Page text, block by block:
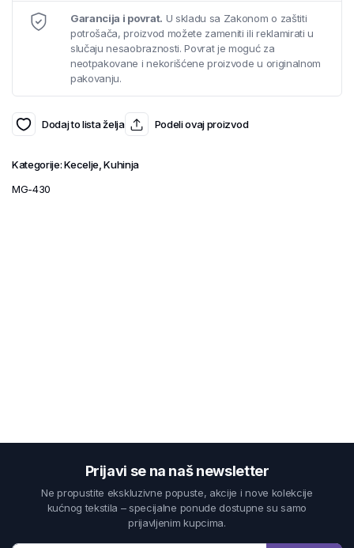
Garancija i povrat. U skladu sa Zakonom o zaštiti
potrošača, proizvod možete zameniti ili reklamirati u
slučaju nesaobraznosti. Povrat je moguć za
neotpakovane i nekorišćene proizvode u originalnom
pakovanju.
Dodaj to lista želja Podeli ovaj proizvod
Kategorije:Kecelje ,Kuhinja
MG-430
Prijavi se na naš newsletter
Ne propustite ekskluzivne popuste, akcije i nove kolekcije
kućnog tekstila – specijalne ponude dostupne su samo
prijavljenim kupcima.